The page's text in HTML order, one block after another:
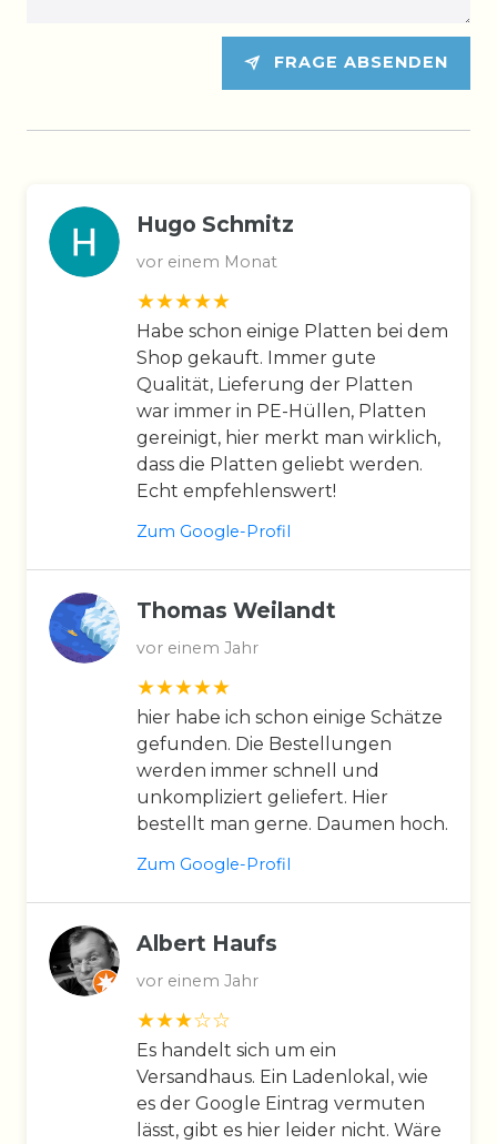
FRAGE ABSENDEN
Hugo Schmitz
vor einem Monat
Habe schon einige Platten bei dem
Shop gekauft. Immer gute
Qualität, Lieferung der Platten
war immer in PE-Hüllen, Platten
gereinigt, hier merkt man wirklich,
dass die Platten geliebt werden.
Echt empfehlenswert!
Zum Google-Profil
Thomas Weilandt
vor einem Jahr
hier habe ich schon einige Schätze
gefunden. Die Bestellungen
werden immer schnell und
unkompliziert geliefert. Hier
bestellt man gerne. Daumen hoch.
Zum Google-Profil
Albert Haufs
vor einem Jahr
Es handelt sich um ein
Versandhaus. Ein Ladenlokal, wie
es der Google Eintrag vermuten
lässt, gibt es hier leider nicht. Wäre